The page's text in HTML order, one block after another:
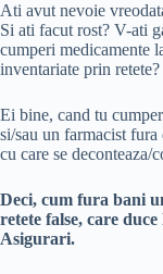
Ati avut nevoie
Si ati facut rost? V-ati
cumperi medicamente
inventariate prin retete?
Ei bine, cand tu
si/sau un farmacist
cu care se deconteaza/
Deci, cum fura bani
retete false, care
Asigurari.